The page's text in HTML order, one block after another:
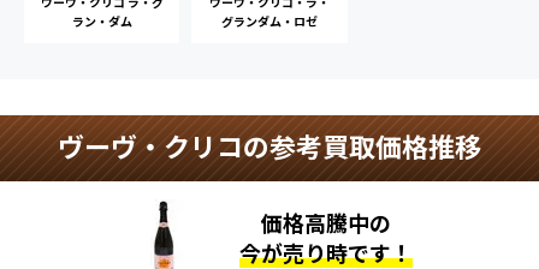
ラン・ダム
グランダム・ロゼ
ヴーヴ・クリコの参考買取価格推移
価格高騰中の
今が売り時です！